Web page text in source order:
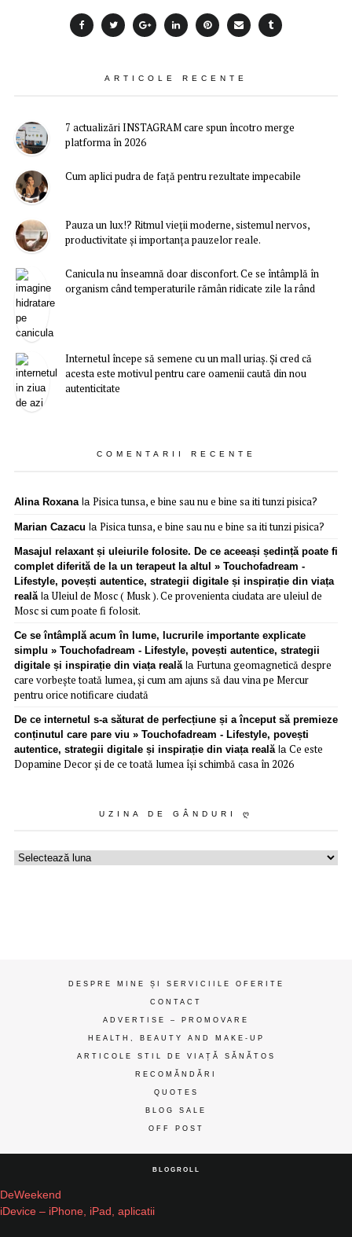
ARTICOLE RECENTE
7 actualizări INSTAGRAM care spun încotro merge
platforma în 2026
Cum aplici pudra de față pentru rezultate impecabile
Pauza un lux!? Ritmul vieții moderne, sistemul nervos,
productivitate și importanța pauzelor reale.
Canicula nu înseamnă doar disconfort. Ce se întâmplă în
organism când temperaturile rămân ridicate zile la rând
Internetul începe să semene cu un mall uriaș. Și cred că
acesta este motivul pentru care oamenii caută din nou
autenticitate
COMENTARII RECENTE
Alina Roxanala Pisica tunsa, e bine sau nu e bine sa iti tunzi pisica?
Marian Cazacu la Pisica tunsa, e bine sau nu e bine sa iti tunzi pisica?
Masajul relaxant și uleiurile folosite. De ce aceeași ședință poate fi
complet diferită de la un terapeut la altul » Touchofadream -
Lifestyle, povești autentice, strategii digitale și inspirație din viața
realălaUleiul de Mosc ( Musk ). Ce provenienta ciudata are uleiul de
Mosc si cum poate fi folosit.
Ce se întâmplă acum în lume, lucrurile importante explicate
simplu » Touchofadream - Lifestyle, povești autentice, strategii
digitale și inspirație din viața realăla Furtuna geomagnetică despre
care vorbește toată lumea, și cum am ajuns să dau vina pe Mercur
pentru orice notificare ciudată
De ce internetul s-a săturat de perfecțiune și a început să premieze
conținutul care pare viu » Touchofadream - Lifestyle, povești
autentice, strategii digitale și inspirație din viața realăla Ce este
Dopamine Decor și de ce toată lumea își schimbă casa în 2026
UZINA DE GÂNDURI Ღ
Uzina
DESPRE MINE ȘI SERVICIILE OFERITE
CONTACT
ADVERTISE – PROMOVARE
HEALTH, BEAUTY AND MAKE-UP
ARTICOLE STIL DE VIAȚĂ SĂNĂTOS
RECOMĂNDĂRI
QUOTES
BLOG SALE
OFF POST
BLOGROLL
DeWeekend
iDevice – iPhone, iPad, aplicatii